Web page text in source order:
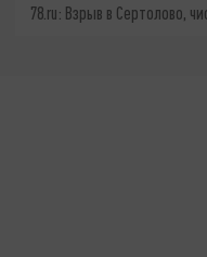
78.ru: Взрыв в Сертолово,